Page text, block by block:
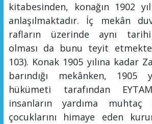
kitabesinden, konağın 1902
anlaşılmaktadır. İç mekân
rafların üzerinde aynı
olması da bunu teyit
103). Konak 1905 yılına kadar
barındığı mekânken, 1905
hükümeti tarafından
insanların yardıma
çocuklarını himaye eden